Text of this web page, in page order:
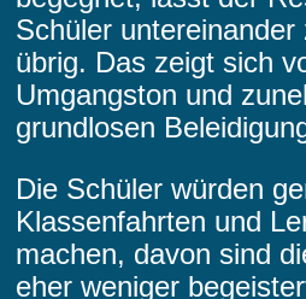
Schüler untereinander
übrig. Das zeigt sich
Umgangston und
grundlosen
Die Schüler würden
Klassenfahrten und
machen, davon sind
eher weniger